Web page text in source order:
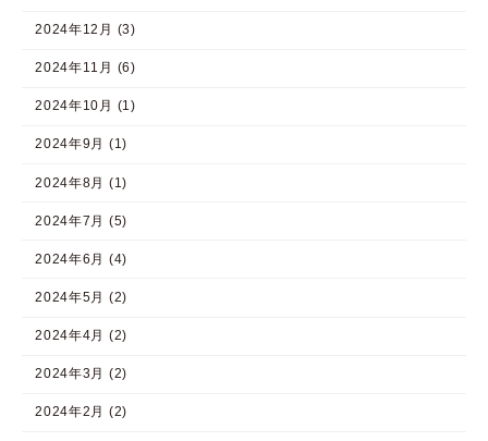
2024年12月 (3)
2024年11月 (6)
2024年10月 (1)
2024年9月 (1)
2024年8月 (1)
2024年7月 (5)
2024年6月 (4)
2024年5月 (2)
2024年4月 (2)
2024年3月 (2)
2024年2月 (2)